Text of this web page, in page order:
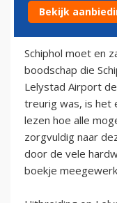
19 april 2014
Schiphol moet en
boodschap die
Lelystad Airport
treurig was, is het
lezen hoe alle
zorgvuldig naar
door de vele
boekje
Bekijk